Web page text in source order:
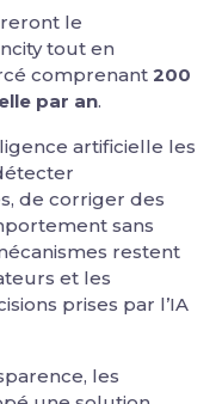
le
tout en
comprenant 200
par an.
artificielle les
de corriger des
sans
restent
et les
prises par l’IA
les